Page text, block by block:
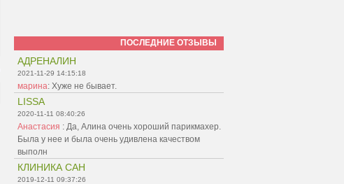
ПОСЛЕДНИЕ ОТЗЫВЫ
АДРЕНАЛИН
2021-11-29 14:15:18
марина: Хуже не бывает.
LISSA
2020-11-11 08:40:26
Анастасия : Да, Алина очень хороший парикмахер.
Была у нее и была очень удивлена качеством
выполн
КЛИНИКА САН
2019-12-11 09:37:26